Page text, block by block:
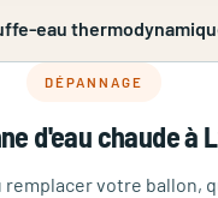
eau
DÉPANNAGE
d'eau chaude à
votre ballon,